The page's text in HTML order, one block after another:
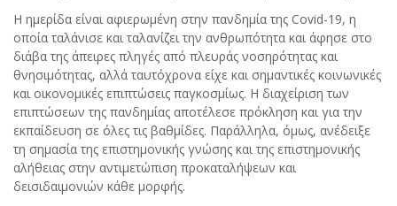
Η ημερίδα είναι αφιερωμένη στην πανδημία της Covid-19, η
οποία ταλάνισε και ταλανίζει την ανθρωπότητα και άφησε στο
διάβα της άπειρες πληγές από πλευράς νοσηρότητας και
θνησιμότητας, αλλά ταυτόχρονα είχε και σημαντικές κοινωνικές
και οικονομικές επιπτώσεις παγκοσμίως. Η διαχείριση των
επιπτώσεων της πανδημίας αποτέλεσε πρόκληση και για την
εκπαίδευση σε όλες τις βαθμίδες. Παράλληλα, όμως, ανέδειξε
τη σημασία της επιστημονικής γνώσης και της επιστημονικής
αλήθειας στην αντιμετώπιση προκαταλήψεων και
δεισιδαιμονιών κάθε μορφής.